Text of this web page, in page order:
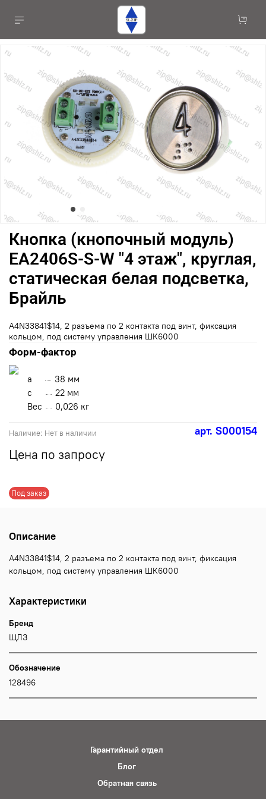
арт. S000154
Наличие: Нет в наличии
Под заказ
Кнопка (кнопочный модуль)
EA2406S-S-W "4 этаж", круглая,
статическая белая подсветка,
Брайль
Цена по запросу
A4N33841$14, 2 разъема по 2 контакта под винт, фиксация
кольцом, под систему управления ШК6000
Форм-фактор
a
38 мм
с
22 мм
Вес
0,026 кг
Описание
A4N33841$14, 2 разъема по 2 контакта под винт, фиксация
кольцом, под систему управления ШК6000
Характеристики
Бренд
ЩЛЗ
Обозначение
128496
Гарантийный отдел
Блог
Обратная связь